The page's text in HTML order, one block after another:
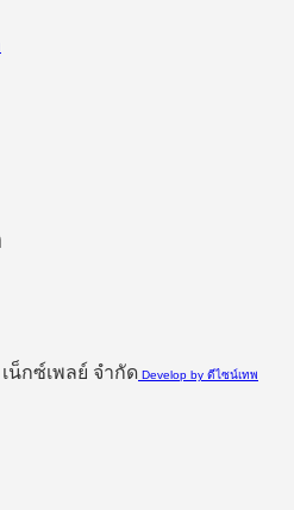
น็กซ์เพลย์ จำกัด Develop by ดีไซน์เทพ